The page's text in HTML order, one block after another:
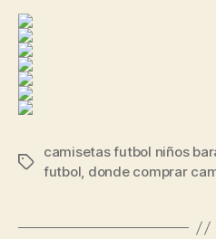
Etiquetas
camisetas futbol niños
futbol, donde comprar